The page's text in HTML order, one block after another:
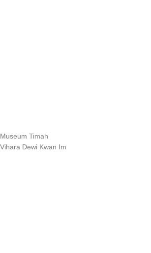
Museum Timah
Vihara Dewi Kwan Im